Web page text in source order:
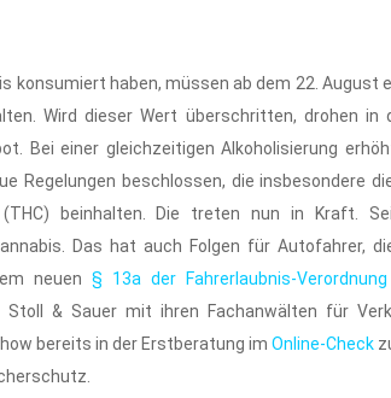
konsumiert haben, müssen ab dem 22. August
Wird dieser Wert überschritten, drohen in
Bei einer gleichzeitigen Alkoholisierung
Regelungen beschlossen, die insbesondere
(THC) beinhalten. Die treten nun in Kraft.
Das hat auch Folgen für Autofahrer,
neuen§ 13a der Fahrerlaubnis-Verordnung
Stoll & Sauer mit ihren Fachanwälten für
bereits in der Erstberatung im Online-Check